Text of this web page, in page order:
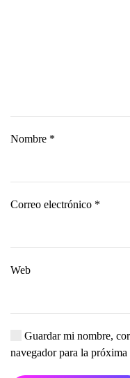
Nombre *
Correo electrónico *
Web
Guardar mi nombre,
navegador para la